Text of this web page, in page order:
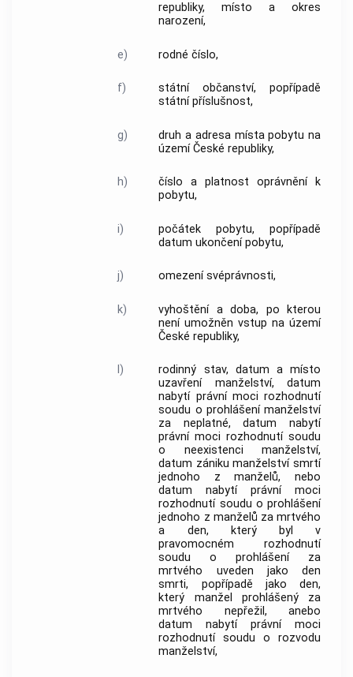
republiky, místo a okres
narození,
e) rodné číslo,
f)
státní občanství, popřípadě
státní příslušnost,
g)
druh a adresa místa pobytu na
území České republiky,
h)
číslo a platnost oprávnění k
pobytu,
i)
počátek pobytu, popřípadě
datum ukončení pobytu,
j) omezení svéprávnosti,
k)
vyhoštění a doba, po kterou
není umožněn vstup na území
České republiky,
l)
rodinný stav, datum a místo
uzavření manželství, datum
nabytí právní moci rozhodnutí
soudu o prohlášení manželství
za neplatné, datum nabytí
právní moci rozhodnutí soudu
o neexistenci manželství,
datum zániku manželství smrtí
jednoho z manželů, nebo
datum nabytí právní moci
rozhodnutí soudu o prohlášení
jednoho z manželů za mrtvého
a den, který byl v
pravomocném rozhodnutí
soudu o prohlášení za
mrtvého uveden jako den
smrti, popřípadě jako den,
který manžel prohlášený za
mrtvého nepřežil, anebo
datum nabytí právní moci
rozhodnutí soudu o rozvodu
manželství,